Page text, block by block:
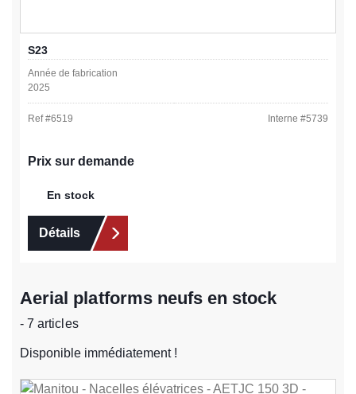
S23
Année de fabrication
2025
Ref #6519 Interne #5739
Prix sur demande
En stock
Détails
Aerial platforms neufs en stock
- 7 articles
Disponible immédiatement !